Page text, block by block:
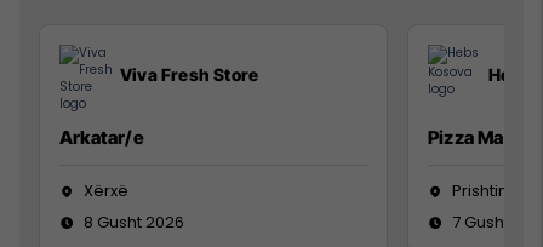
Viva Fresh Store
Arkatar/e
Xërxë
8 Gusht 2026
Hebs
Pizza Man
Prishtinë
7 Gusht